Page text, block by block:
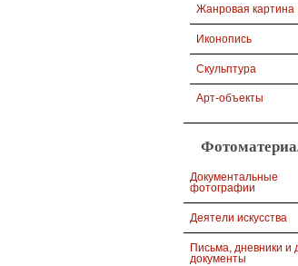
Жанровая картина
Иконопись
Скульптура
Арт-объекты
Документальные
фотографии
Деятели искусства
Письма, дневники и
документы